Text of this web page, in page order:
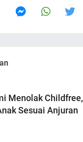
Menolak Childfree,
Sesuai Anjuran